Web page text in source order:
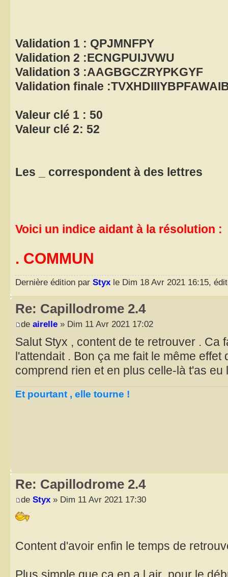
Validation 1 : QPJMNFPY
Validation 2 :ECNGPUIJVWU
Validation 3 :AAGBGCZRYPKGYF
Validation finale
Valeur clé 1 : 50
Valeur clé 2: 52
Les _ correspondent à des lettres
Voici un indice aidant à la résolution :
. COMMUN
Dernière édition par Styx le Dim 18 Avr 2021 16:15,
Re: Capillodrome 2.4
de airelle » Dim 11 Avr 2021 17:02
Salut Styx , content de te retrouver . Ca
l'attendait . Bon ça me fait le même effet
comprend rien et en plus celle-là t'as
Et pourtant , elle tourne !
Re: Capillodrome 2.4
de Styx » Dim 11 Avr 2021 17:30
Content d'avoir enfin le temps de
Plus simple que ça en a l air ,pour le